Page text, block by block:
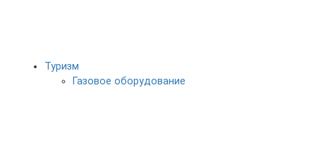
Туризм
Газовое оборудование